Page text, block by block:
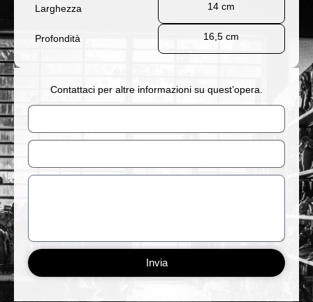
Larghezza 14 cm
Profondità 16,5 cm
Contattaci per altre informazioni su quest’opera.
Nome
Email
Messaggio
Invia